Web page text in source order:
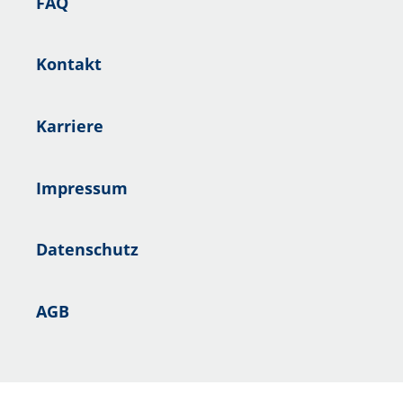
Kontakt
Karriere
Impressum
Datenschutz
AGB